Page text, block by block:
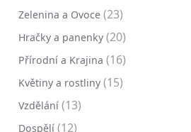
Zelenina a Ovoce (23)
Hračky a panenky (20)
Přírodní a Krajina (16)
Květiny a rostliny (15)
Vzdělání (13)
Dospělí (12)